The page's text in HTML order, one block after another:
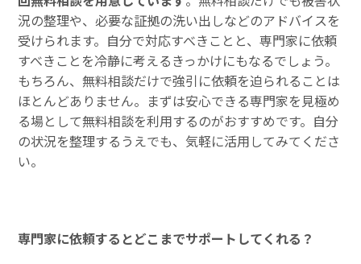
況の整理や、必要な証拠の洗い出しなどのアドバイスを
受けられます。自分で対応すべきことと、専門家に依頼
すべきことを冷静に考えるきっかけにもなるでしょう。
もちろん、無料相談だけで強引に依頼を迫られることは
ほとんどありません。まずは安心できる専門家を見極め
る場として無料相談を利用するのがおすすめです。自分
の状況を整理するうえでも、気軽に活用してみてくださ
い。
専門家に依頼するとどこまでサポートしてくれる？